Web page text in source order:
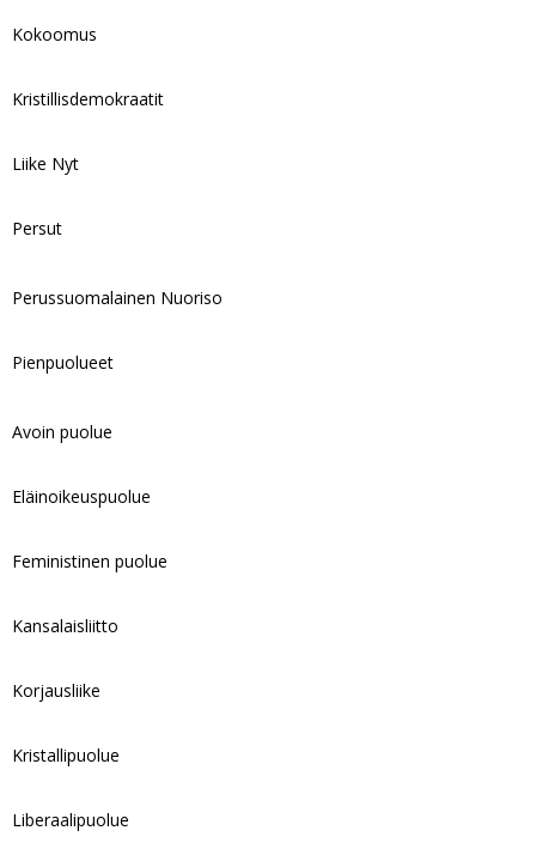
Kokoomus
Kristillisdemokraatit
Liike Nyt
Persut
Perussuomalainen Nuoriso
Pienpuolueet
Avoin puolue
Eläinoikeuspuolue
Feministinen puolue
Kansalaisliitto
Korjausliike
Kristallipuolue
Liberaalipuolue